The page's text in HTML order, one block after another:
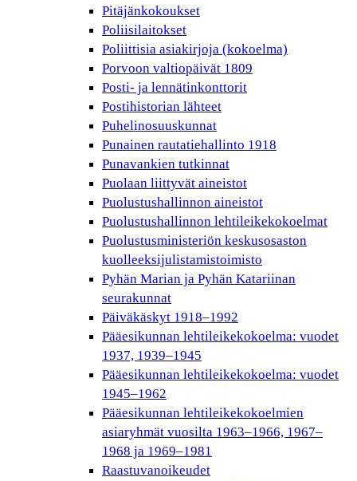
Pitäjänkokoukset
Poliisilaitokset
Poliittisia asiakirjoja (kokoelma)
Porvoon valtiopäivät 1809
Posti- ja lennätinkonttorit
Postihistorian lähteet
Puhelinosuuskunnat
Punainen rautatiehallinto 1918
Punavankien tutkinnat
Puolaan liittyvät aineistot
Puolustushallinnon aineistot
Puolustushallinnon lehtileikekokoelmat
Puolustusministeriön keskusosaston
kuolleeksijulistamistoimisto
Pyhän Marian ja Pyhän Katariinan
seurakunnat
Päiväkäskyt 1918–1992
Pääesikunnan lehtileikekokoelma: vuodet
1937, 1939–1945
Pääesikunnan lehtileikekokoelma: vuodet
1945–1962
Pääesikunnan lehtileikekokoelmien
asiaryhmät vuosilta 1963–1966, 1967–
1968 ja 1969–1981
Raastuvanoikeudet